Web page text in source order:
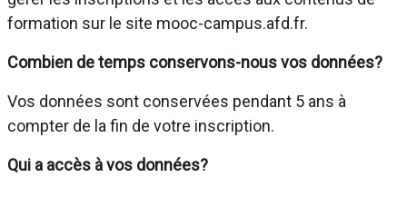
formation sur le site mooc-campus.afd.fr.
Combien de temps conservons-nous vos données?
Vos données sont conservées pendant 5 ans à
compter de la fin de votre inscription.
Qui a accès à vos données?